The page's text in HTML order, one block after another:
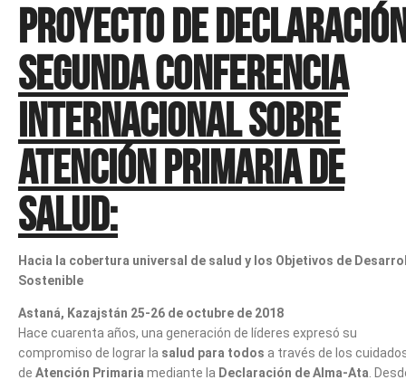
Proyecto de
Segunda Conferencia
Internacional sobre
Atención Primaria de
Salud:
Hacia la cobertura universal de salud y los Objetivos de
Sostenible
Astaná, Kazajstán 25-26 de octubre de 2018
Hace cuarenta años, una generación de líderes expresó su
compromiso de lograr la salud para todos a través de los
de Atención Primaria mediante la Declaración de Alma-Ata .